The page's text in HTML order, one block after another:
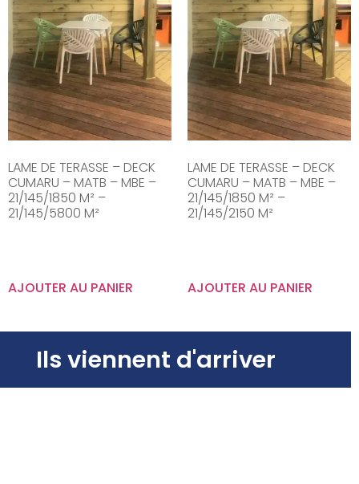
LAME DE TERASSE – DECK
CUMARU – MATB – MBE –
21/145/1850 M² –
21/145/5800 M²
AJOUTER AU PANIER
LAME DE TERASSE – DECK
CUMARU – MATB – MBE –
21/145/1850 M² –
21/145/2150 M²
AJOUTER AU PANIER
Ils viennent d'arriver